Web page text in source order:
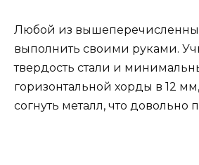
Любой из
выполнить своими руками.
твердость стали и
горизонтальной хорды в 12
согнуть металл, что довольно